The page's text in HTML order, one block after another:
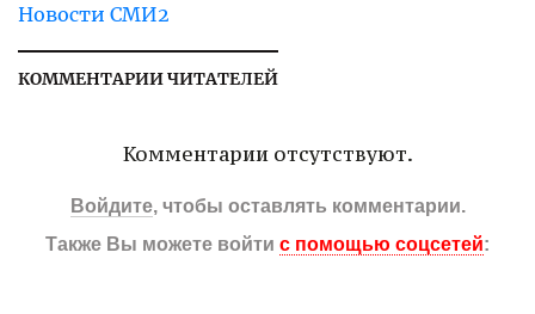
Новости СМИ2
КОММЕНТАРИИ ЧИТАТЕЛЕЙ
Комментарии отсутствуют.
Войдите, чтобы оставлять комментарии.
Также Вы можете войти с помощью соцсетей: